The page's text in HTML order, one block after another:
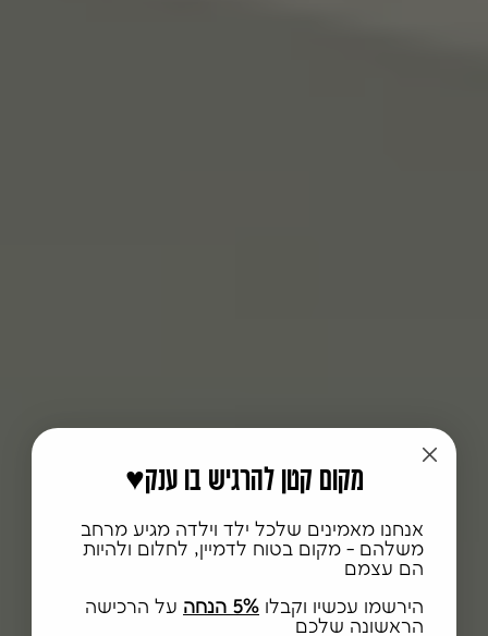
♥️מקום קטן להרגיש בו ענק
אנחנו מאמינים שלכל ילד וילדה מגיע מרחב
משלהם - מקום בטוח לדמיין, לחלום ולהיות
הם עצמם
הירשמו עכשיו וקבלו 5% הנחה
על הרכישה
הראשונה שלכם